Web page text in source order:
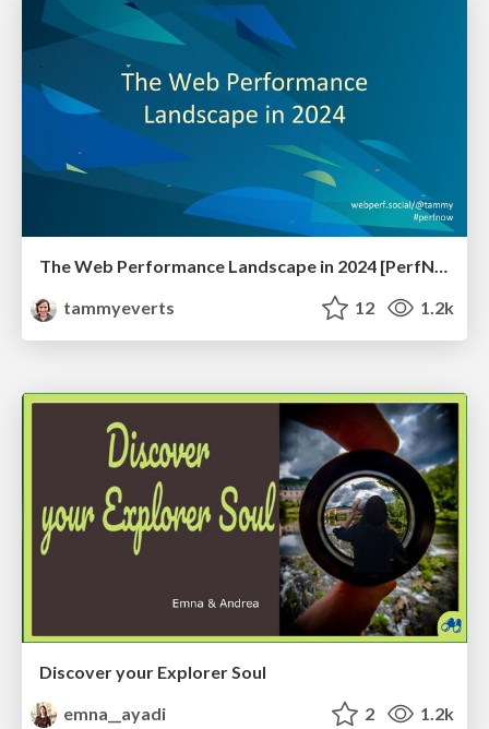
tammyeverts
12 1.2k
Discover your Explorer Soul
emna__ayadi
2 1.2k